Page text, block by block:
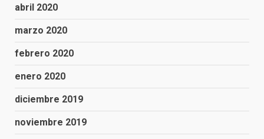
abril 2020
marzo 2020
febrero 2020
enero 2020
diciembre 2019
noviembre 2019